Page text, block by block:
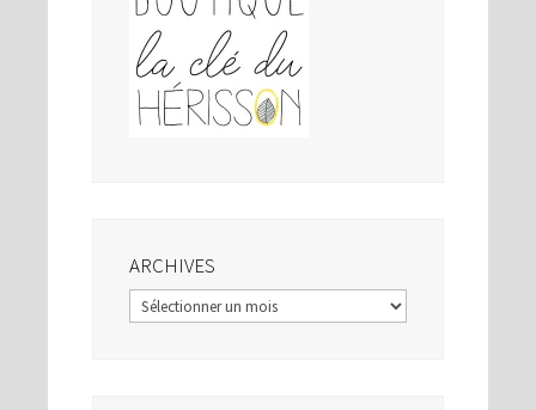
ARCHIVES
Archives